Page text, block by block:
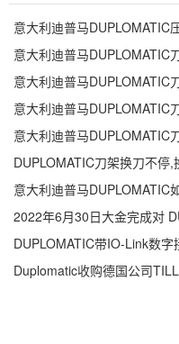
意大利迪普马DUPLOMATIC
意大利迪普马DUPLOMATIC
意大利迪普马DUPLOMATIC
意大利迪普马DUPLOMATIC
意大利迪普马DUPLOMATIC
DUPLOMATIC刀架换刀不停
Duplomatic收购德国公司